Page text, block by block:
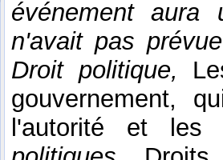
événement aura
n'avait pas
Droit politique,
gouvernement,
l'autorité et